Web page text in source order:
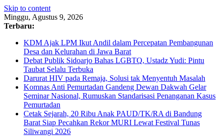
Skip to content
Minggu, Agustus 9, 2026
Terbaru:
KDM Ajak LPM Ikut Andil dalam Percepatan Pembangunan
Desa dan Kelurahan di Jawa Barat
Debat Publik Sidoarjo Bahas LGBTQ, Ustadz Yudi: Pintu
Taubat Selalu Terbuka
Darurat HIV pada Remaja, Solusi tak Menyentuh Masalah
Komnas Anti Pemurtadan Gandeng Dewan Dakwah Gelar
Seminar Nasional, Rumuskan Standarisasi Penanganan Kasus
Pemurtadan
Cetak Sejarah, 20 Ribu Anak PAUD/TK/RA di Bandung
Barat Siap Pecahkan Rekor MURI Lewat Festival Tunas
Siliwangi 2026